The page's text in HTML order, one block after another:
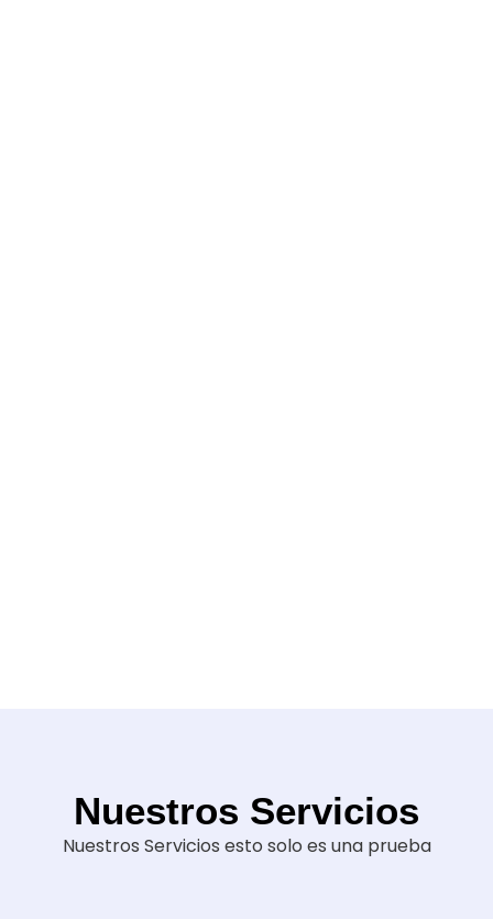
Nuestros Servicios
Nuestros Servicios esto solo es una prueba